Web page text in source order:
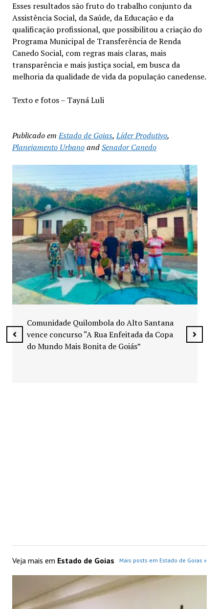
Esses resultados são fruto do trabalho conjunto da
Assistência Social, da Saúde, da Educação e da
qualificação profissional, que possibilitou a criação do
Programa Municipal de Transferência de Renda
Canedo Social, com regras mais claras, mais
transparência e mais justiça social, em busca da
melhoria da qualidade de vida da população canedense.
Texto e fotos – Tayná Luli
Publicado em Estado de Goias,Líder Produtivo,
Planejamento UrbanoandSenador Canedo
Exposição “Arte em Cores” leva pinturas a
espaços públicos de Senador Canedo
Veja mais em Estado de Goias Mais posts em Estado de Goias »